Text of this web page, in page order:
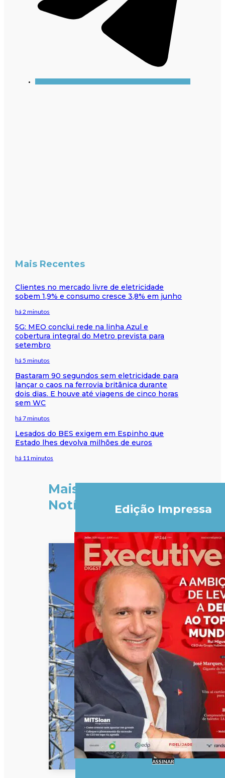
Mais Recentes
Clientes no mercado livre de eletricidade
sobem 1,9% e consumo cresce 3,8% em junho
há 2 minutos
5G: MEO conclui rede na linha Azul e
cobertura integral do Metro prevista para
setembro
há 5 minutos
Bastaram 90 segundos sem eletricidade para
lançar o caos na ferrovia britânica durante
dois dias. E houve até viagens de cinco horas
sem WC
há 7 minutos
Lesados do BES exigem em Espinho que
Estado lhes devolva milhões de euros
há 11 minutos
Mais
Notícias
Edição Impressa
ASSINAR